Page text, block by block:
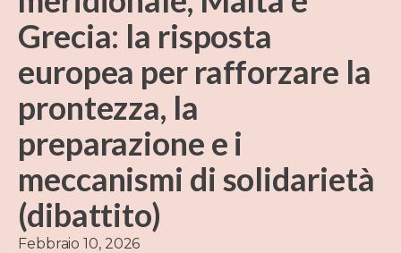
Grecia: la risposta
europea per rafforzare la
prontezza, la
preparazione e i
meccanismi di solidarietà
(dibattito)
Febbraio 10, 2026